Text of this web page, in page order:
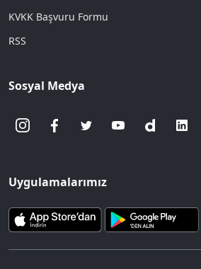
KVKK Başvuru Formu
RSS
Sosyal Medya
Uygulamalarımız